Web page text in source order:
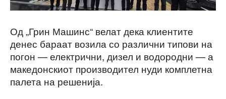
Од „Грин Машинс“ велат дека клиентите
денес бараат возила со различни типови на
погон — електрични, дизел и водородни — а
македонскиот производител нуди комплетна
палета на решенија.